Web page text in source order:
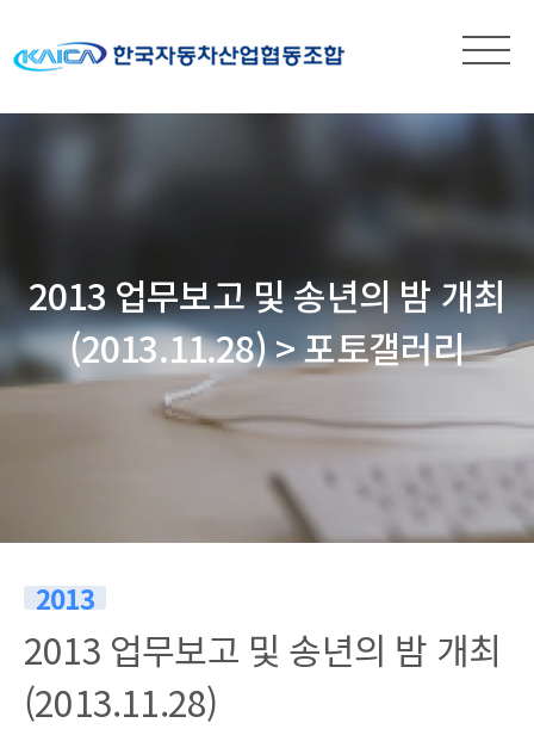
2013 업무보고 및 송년의 밤 개최
(2013.11.28) > 포토갤러리
2013
2013 업무보고 및 송년의 밤 개최
(2013.11.28)